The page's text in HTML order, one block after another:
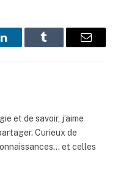
LinkedInTumblr
E-
et de savoir, j’aime
Curieux de
et celles